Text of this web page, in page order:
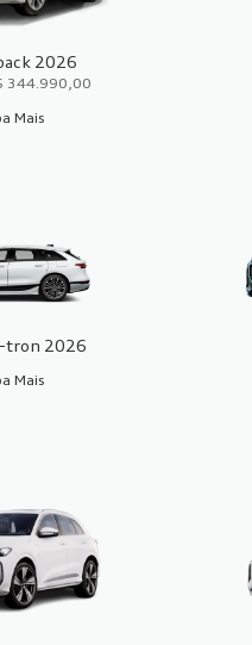
2026
344.990,00
Mais
tron 2026
Mais